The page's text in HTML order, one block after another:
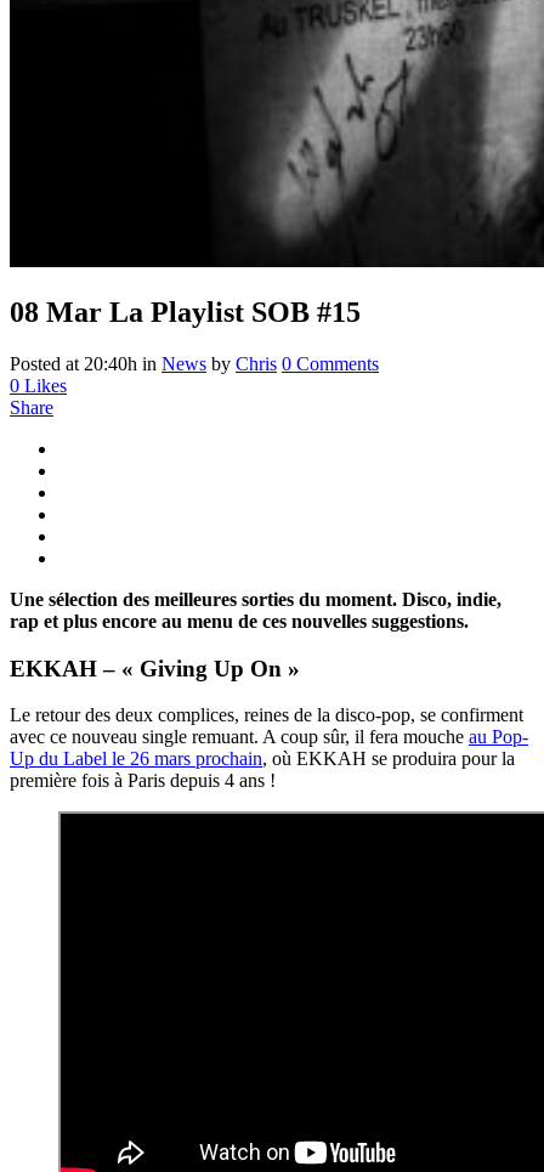
08 Mar La Playlist SOB #15
Posted at 20:40h in News by Chris 0 Comments
0 Likes
Share
Une sélection des meilleures sorties du moment. Disco, indie,
rap et plus encore au menu de ces nouvelles suggestions.
EKKAH – « Giving Up On »
Le retour des deux complices, reines de la disco-pop, se confirment
avec ce nouveau single remuant. A coup sûr, il fera mouche au Pop-
Up du Label le 26 mars prochain, où EKKAH se produira pour la
première fois à Paris depuis 4 ans !